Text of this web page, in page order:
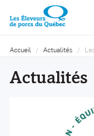
Accueil Actualités
Actualités